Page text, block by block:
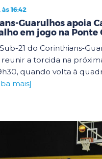
16:42
Guarulhos apoia
em jogo na Ponte
21 do Corinthians-
a torcida na
quando volta à
mais]